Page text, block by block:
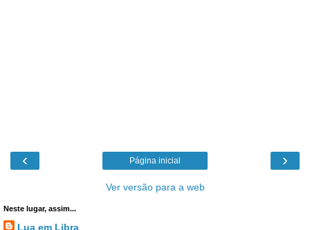
‹ ›
Página inicial
Ver versão para a web
Neste lugar, assim...
Lua em Libra